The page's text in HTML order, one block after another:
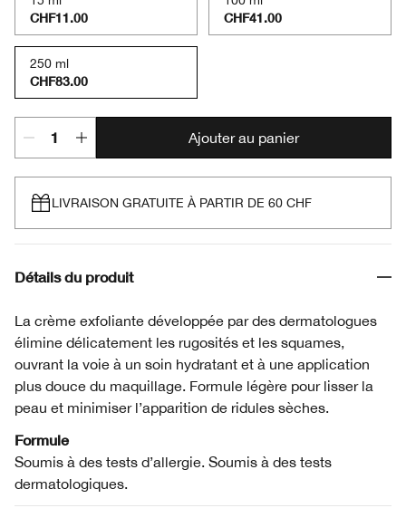
CHF11.00 CHF41.00
250 ml
CHF83.00
Ajouter au panier
LIVRAISON GRATUITE À PARTIR DE 60 CHF
Détails du produit
La crème exfoliante développée par des dermatologues
élimine délicatement les rugosités et les squames,
ouvrant la voie à un soin hydratant et à une application
plus douce du maquillage. Formule légère pour lisser la
peau et minimiser l’apparition de ridules sèches.
Formule
Soumis à des tests d’allergie. Soumis à des tests
dermatologiques.